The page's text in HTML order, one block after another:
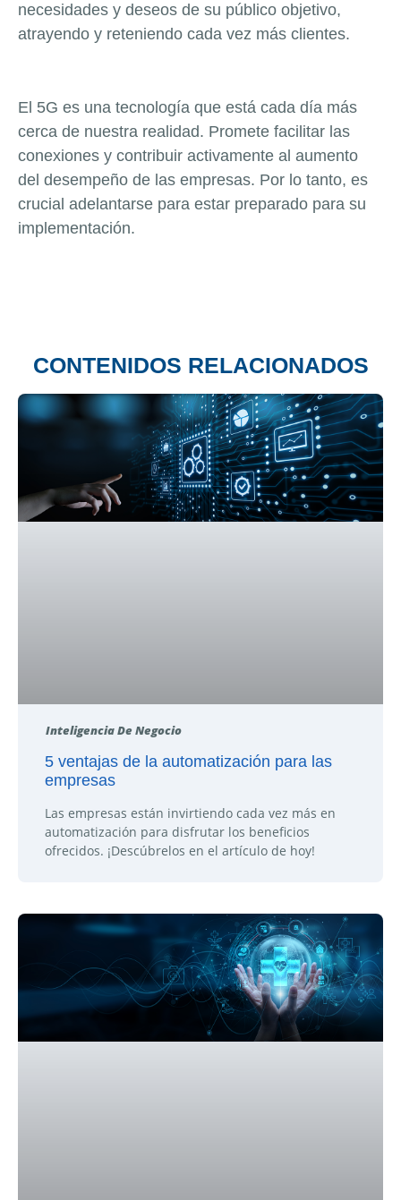
necesidades y deseos de su público objetivo,
atrayendo y reteniendo cada vez más clientes.
El 5G es una tecnología que está cada día más
cerca de nuestra realidad. Promete facilitar las
conexiones y contribuir activamente al aumento
del desempeño de las empresas. Por lo tanto, es
crucial adelantarse para estar preparado para su
implementación.
CONTENIDOS RELACIONADOS
Inteligencia De Negocio
5 ventajas de la automatización para las
empresas
Las empresas están invirtiendo cada vez más en
automatización para disfrutar los beneficios
ofrecidos. ¡Descúbrelos en el artículo de hoy!